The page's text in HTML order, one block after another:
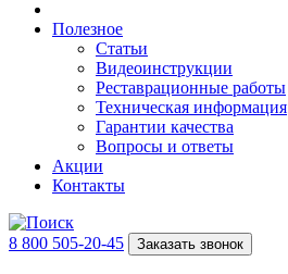
Полезное
Статьи
Видеоинструкции
Реставрационные работы
Техническая информация
Гарантии качества
Вопросы и ответы
Акции
Контакты
8 800 505-20-45 Заказать звонок